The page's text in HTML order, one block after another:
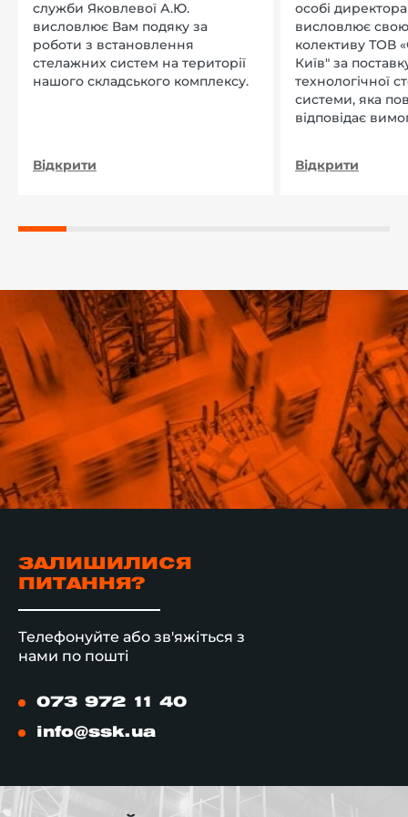
служби Яковлевої А.Ю.
висловлює Вам подяку за
роботи з встановлення
стелажних систем на території
нашого складського комплексу.
Відкрити
особі
висловлює
колективу ТОВ
Київ" за
технологічної
системи, яка
відповідає
Відкрити
ЗАЛИШИЛИСЯ
ПИТАННЯ?
Телефонуйте або зв'яжіться з
нами по пошті
073 972 11 40
info@ssk.ua